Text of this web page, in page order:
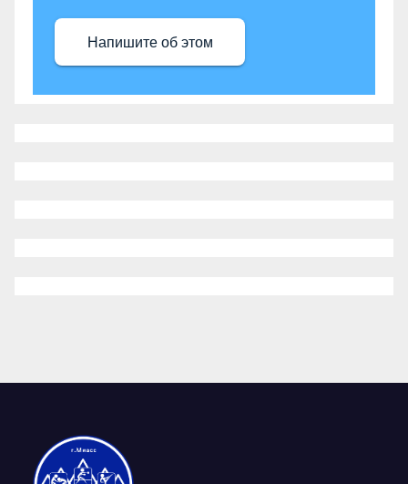
Напишите об этом